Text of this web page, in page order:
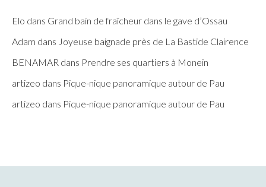
Elo dans Grand bain de fraîcheur dans le gave d’Ossau
Adam dans Joyeuse baignade près de La Bastide Clairence
BENAMAR dans Prendre ses quartiers à Monein
artizeo dans Pique-nique panoramique autour de Pau
artizeo dans Pique-nique panoramique autour de Pau